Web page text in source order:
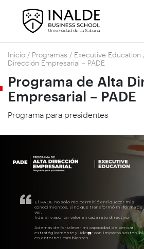
Inicio / Programas / Executive Education
Dirección Empresarial – PADE
Programa de Alta
Empresarial – PADE
Programa para presidentes
El PADE no solo me permitió enriquecer mis
conocimientos, sino que transformó mi forma de
ver,
liderar y aportar valor en cada reto directivo.
Además de fortalecer mi capacidad de pensar
estratégicamente y liderar con impacto
en entornos cambiantes.